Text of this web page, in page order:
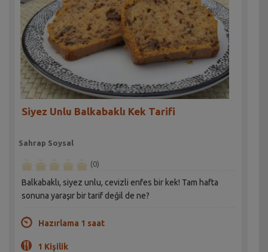
Siyez Unlu Balkabaklı Kek Tarifi
Sahrap Soysal
(0)
Balkabaklı, siyez unlu, cevizli enfes bir kek! Tam hafta
sonuna yaraşır bir tarif değil de ne?
Hazırlama 1 saat
1 Kişilik